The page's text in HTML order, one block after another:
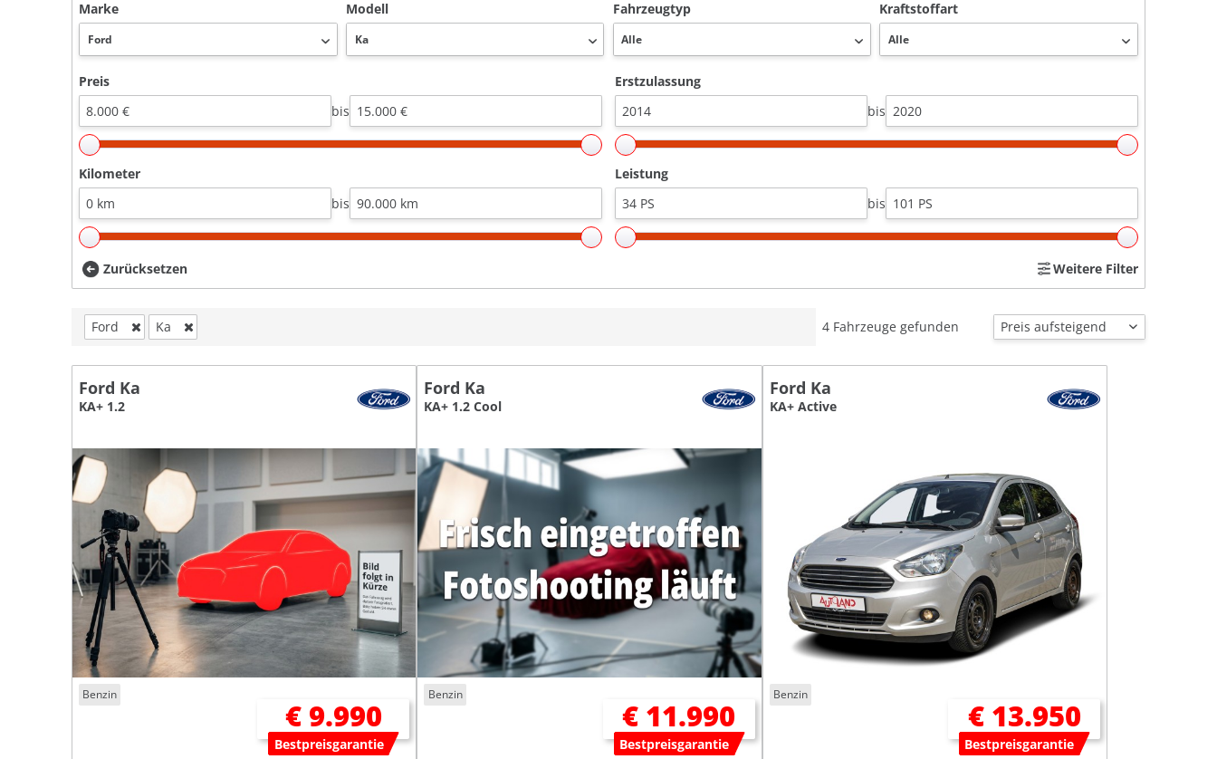
Marke
Modell Fahrzeugtyp Kraftstoffart
Preis
bis
Erstzulassung
bis
Kilometer
bis
Leistung
bis
Zurücksetzen Weitere Filter
Ford Ka 4 Fahrzeuge gefunden
Ford Ka
KA+ 1.2
Benzin
€ 9.990
Bestpreisgarantie
Ford Ka
KA+ 1.2 Cool
Benzin
€ 11.990
Bestpreisgarantie
Ford Ka
KA+ Active
Benzin
€ 13.950
Bestpreisgarantie